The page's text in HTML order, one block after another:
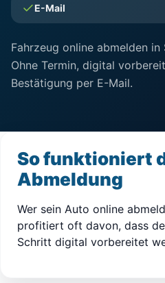
E-Mail
Fahrzeug online abmelden
Ohne Termin, digital
Bestätigung per E-Mail.
So funktioniert
Abmeldung
Wer sein Auto online
profitiert oft davon, dass
Schritt digital vorbereitet